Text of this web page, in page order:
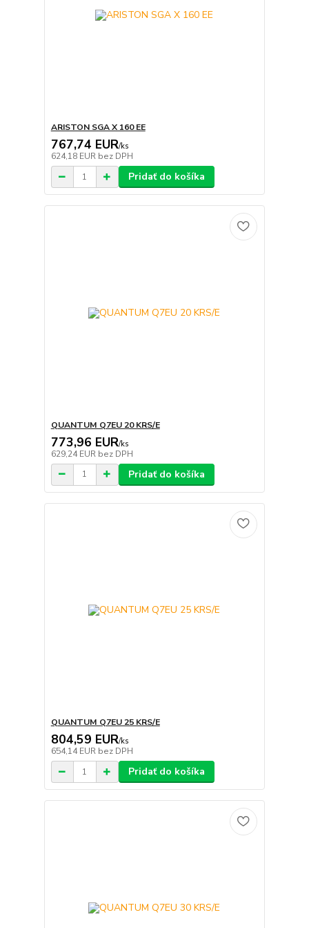
ARISTON SGA X 160 EE
767,74 EUR/ks
624,18 EUR bez DPH
Pridať do košíka
QUANTUM Q7EU 20 KRS/E
773,96 EUR/ks
629,24 EUR bez DPH
Pridať do košíka
QUANTUM Q7EU 25 KRS/E
804,59 EUR/ks
654,14 EUR bez DPH
Pridať do košíka